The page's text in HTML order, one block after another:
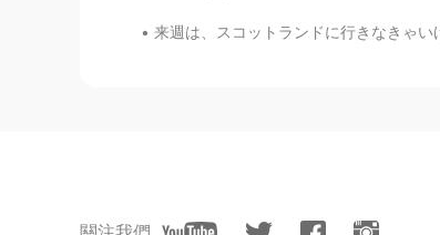
来週は、スコットランドに行きなきゃいけません。今年そこの出張の5